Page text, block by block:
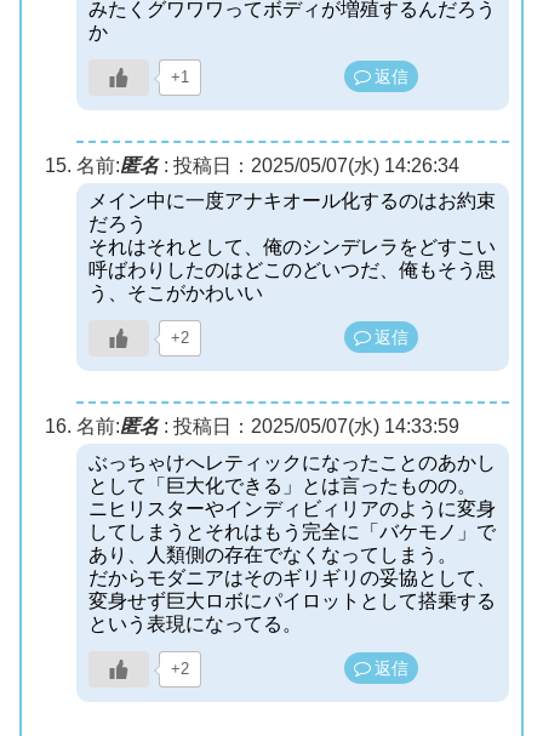
みたくグワワワってボディが増殖するんだろう
か
+1 返信
名前:匿名: 投稿日：2025/05/07(水) 14:26:34
メイン中に一度アナキオール化するのはお約束
だろう
それはそれとして、俺のシンデレラをどすこい
呼ばわりしたのはどこのどいつだ、俺もそう思
う、そこがかわいい
+2 返信
名前:匿名: 投稿日：2025/05/07(水) 14:33:59
ぶっちゃけへレティックになったことのあかし
として「巨大化できる」とは言ったものの。
ニヒリスターやインディビィリアのように変身
してしまうとそれはもう完全に「バケモノ」で
あり、人類側の存在でなくなってしまう。
だからモダニアはそのギリギリの妥協として、
変身せず巨大ロボにパイロットとして搭乗する
という表現になってる。
+2 返信